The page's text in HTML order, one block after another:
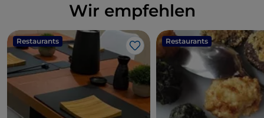
Wir empfehlen
Restaurants
Like
Restaurants